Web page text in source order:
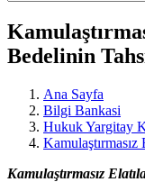
Bedelinin
Ana Sayfa
Bilgi Bankasi
Hukuk Yargitay
Kamulaştırmasız
Kamulaştırmasız